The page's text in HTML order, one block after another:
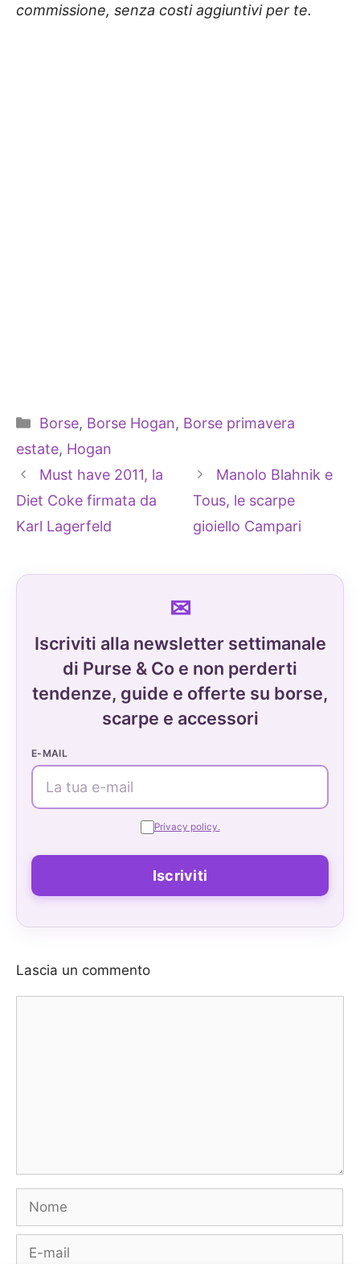
commissione, senza costi aggiuntivi per te.
Categorie
Borse, Borse Hogan, Borse primavera
estate, Hogan
Must have 2011, la
Diet Coke firmata da
Karl Lagerfeld
Manolo Blahnik e
Tous, le scarpe
gioiello Campari
Iscriviti alla newsletter settimanale
di Purse & Co e non perderti
tendenze, guide e offerte su borse,
scarpe e accessori
E-MAIL
Privacy policy.
Lascia un commento
Nome
E-